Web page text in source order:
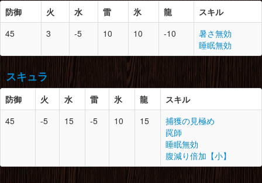
脚
0
鬼蛙の爪×2
鬼蛙の甲殻×3
草食竜の甲殻×2
腰
2
怪鳥の鱗×2
怪鳥の甲殻×3
竜骨【中】×1
脚
8 2
怪鳥の耳×2
怪鳥の甲殻×2
怪鳥の翼膜×2
ランポスの皮×2
胴
0
岩竜の甲殻×5
マカライト鉱石×7
毒袋×3
土砂竜の甲殻×2
草食竜の甲殻×3
竜骨【小】×4
腰
8 1
土砂竜の甲殻×2
草食竜の甲殻×2
竜骨【中】×3
土砂竜の甲殻×2
竜骨【大】×2
防御 火 水 雷 氷 龍
スキル
45
3 -5 10 10 -10
暑さ無効
睡眠無効
防御 スロット
必要素材
頭
9 2
岩竜の甲殻×3
マカライト鉱石×5
怪鳥の鱗×2
キレアジ×10
胴
9 0
影蜘蛛の棘×1
影蜘蛛の鋏角×2
影蜘蛛の甲殻×1
竜骨【中】×3
腕
9 1
岩竜の甲殻×3
マカライト鉱石×5
スキュラ
防御 火 水 雷 氷 龍
スキル
45
-5 15 -5 10 15
捕獲の見極め
罠師
睡眠無効
腹減り倍加【小】
必要素材
頭
9 1
影蜘蛛の鋏角×2
影蜘蛛の甲殻×1